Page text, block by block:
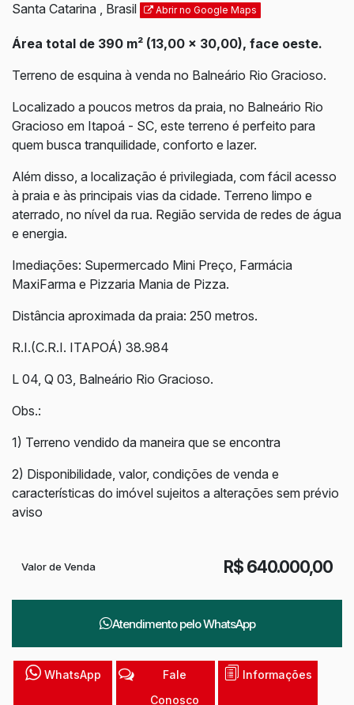
Santa Catarina , Brasil Abrir no Google Maps
Área total de 390 m² (13,00 x 30,00), face oeste.
Terreno de esquina à venda no Balneário Rio Gracioso.
Localizado a poucos metros da praia, no Balneário Rio
Gracioso em Itapoá - SC, este terreno é perfeito para
quem busca tranquilidade, conforto e lazer.
Além disso, a localização é privilegiada, com fácil acesso
à praia e às principais vias da cidade. Terreno limpo e
aterrado, no nível da rua. Região servida de redes de água
e energia.
Imediações: Supermercado Mini Preço, Farmácia
MaxiFarma e Pizzaria Mania de Pizza.
Distância aproximada da praia: 250 metros.
R.I.(C.R.I. ITAPOÁ) 38.984
L 04, Q 03, Balneário Rio Gracioso.
Obs.:
1) Terreno vendido da maneira que se encontra
2) Disponibilidade, valor, condições de venda e
características do imóvel sujeitos a alterações sem prévio
aviso
R$ 640.000,00
Valor de Venda
Atendimento peloWhatsApp
WhatsApp
Fale
Conosco
Informações